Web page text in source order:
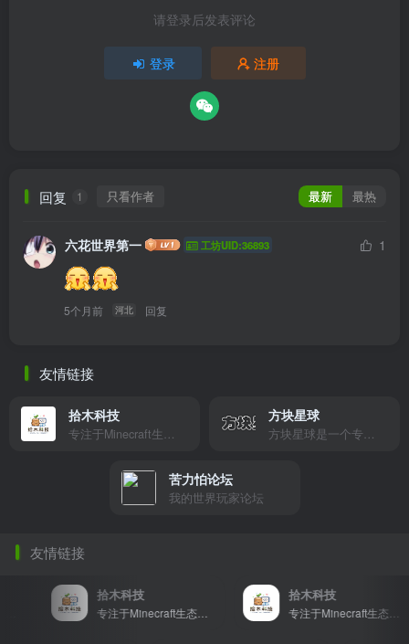
请登录后发表评论
登录 注册
回复 1 只看作者 最新 最热
六花世界第一 工坊UID:36893 1
5个月前 河北 回复
友情链接
拾木科技
专注于Minecraft生态建设
方块星球
方块星球是一个专注于我的世界的中文论坛，提供丰富的资源分享、玩家交流和创意展示，包括地图、皮肤、数据包等内容，打造Minecraft玩家的专属社区乐园！
苦力怕论坛
我的世界玩家论坛
友情链接
拾木科技
专注于Minecraft生态建设
拾木科技
专注于Minecraft生态建设